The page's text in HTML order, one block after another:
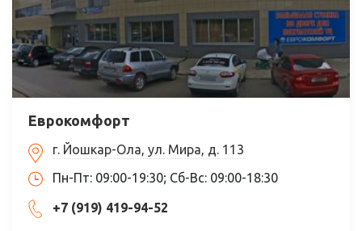
Еврокомфорт
г. Йошкар-Ола, ул. Мира, д. 113
Пн-Пт: 09:00-19:30; Сб-Вс: 09:00-18:30
+7 (919) 419-94-52